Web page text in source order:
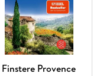
Finstere Provence